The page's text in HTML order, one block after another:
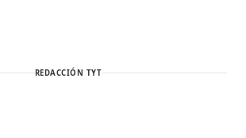
REDACCIÓN TYT